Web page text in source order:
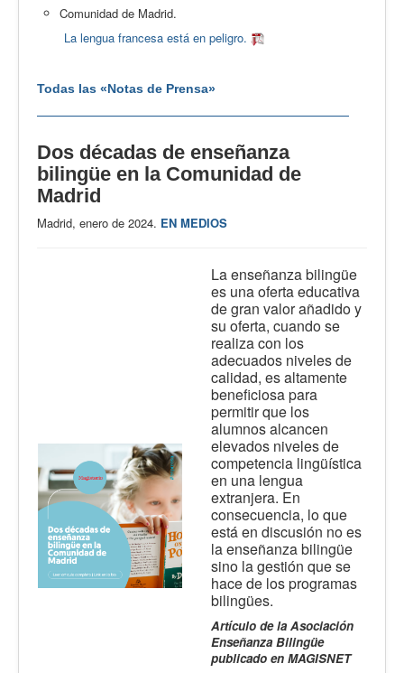
Comunidad de Madrid.
La lengua francesa está en peligro.
Todas las «Notas de Prensa»
Dos décadas de enseñanza
bilingüe en la Comunidad de
Madrid
Madrid, enero de 2024. EN MEDIOS
La enseñanza bilingüe
es una oferta educativa
de gran valor añadido y
su oferta, cuando se
realiza con los
adecuados niveles de
calidad, es altamente
beneficiosa para
permitir que los
alumnos alcancen
elevados niveles de
competencia lingüística
en una lengua
extranjera. En
consecuencia, lo que
está en discusión no es
la enseñanza bilingüe
sino la gestión que se
hace de los programas
bilingües.
Artículo de la Asociación
Enseñanza Bilingüe
publicado en MAGISNET